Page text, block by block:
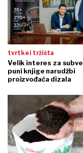
tvrtke i tržišta
Velik interes za
puni knjige narudžbi
proizvođača dizala